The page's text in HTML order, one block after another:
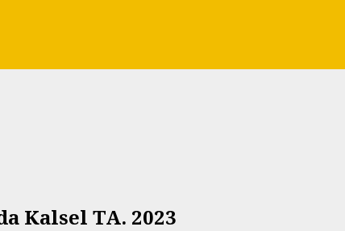
Kalsel TA. 2023